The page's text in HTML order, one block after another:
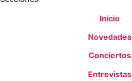
Inicio
Novedades
Conciertos
Entrevistas